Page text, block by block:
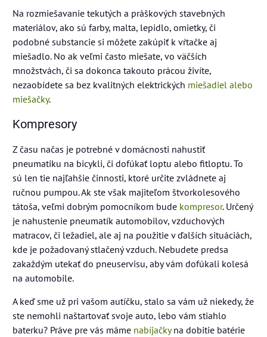
Na rozmiešavanie tekutých a práškových stavebných
materiálov, ako sú farby, malta, lepidlo, omietky, či
podobné substancie si môžete zakúpiť k vŕtačke aj
miešadlo. No ak veľmi často miešate, vo väčších
množstvách, či sa dokonca takouto prácou živíte,
nezaobídete sa bez kvalitných elektrických miešadiel alebo
miešačky.
Kompresory
Z času načas je potrebné v domácnosti nahustiť
pneumatiku na bicykli, či dofúkať loptu alebo fitloptu. To
sú len tie najľahšie činnosti, ktoré určite zvládnete aj
ručnou pumpou. Ak ste však majiteľom štvorkolesového
tátoša, veľmi dobrým pomocníkom bude kompresor. Určený
je nahustenie pneumatík automobilov, vzduchových
matracov, či ležadiel, ale aj na použitie v ďalších situáciách,
kde je požadovaný stlačený vzduch. Nebudete predsa
zakaždým utekať do pneuservisu, aby vám dofúkali kolesá
na automobile.
A keď sme už pri vašom autíčku, stalo sa vám už niekedy, že
ste nemohli naštartovať svoje auto, lebo vám stiahlo
baterku? Práve pre vás máme nabíjačkyna dobitie batérie